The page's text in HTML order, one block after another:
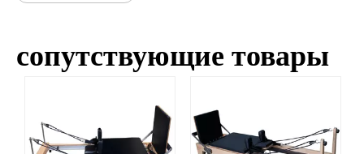
сопутствующие товары